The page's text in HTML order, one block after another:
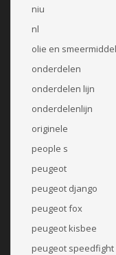
niu
nl
olie en
onderdelen
onderdelen lijn
onderdelenlijn
originele
people s
peugeot
peugeot django
peugeot fox
peugeot kisbee
peugeot speedfight